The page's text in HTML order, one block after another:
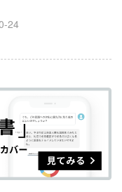
購
読
す
る
録
す
24